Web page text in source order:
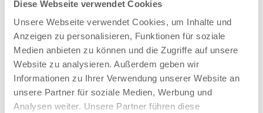
Diese Webseite verwendet Cookies
Unsere Webseite verwendet Cookies, um Inhalte und
Anzeigen zu personalisieren, Funktionen für soziale
Medien anbieten zu können und die Zugriffe auf unsere
Website zu analysieren. Außerdem geben wir
Informationen zu Ihrer Verwendung unserer Website an
unsere Partner für soziale Medien, Werbung und
Analysen weiter. Unsere Partner führen diese
Haushalt: Dunstabzugshauben, Waschmittel,
Lampen, Toaster, Haarföhns, Haarpflegeprodukte, ...
: Drucker, Ordnungsmappen, Tastaturen,
...
Technologie und Telekommunikation: Computer,
Kleingeräte, Bildschirme, Handys, ...